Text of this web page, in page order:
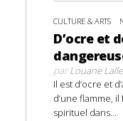
CULTURE & ARTS
D’ocre et
parLouane
Il est d’ocre et
d’une flamme,
spirituel dans...